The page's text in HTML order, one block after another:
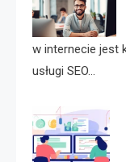
w internecie jest
usługi SEO…